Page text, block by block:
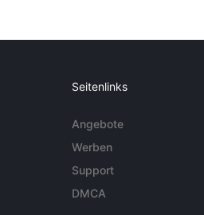
Seitenlinks
Angebote
Werben
Support
DMCA